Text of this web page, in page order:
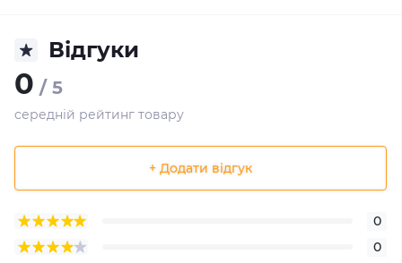
Відгуки
0 / 5
середній рейтинг товару
+ Додати відгук
0
0